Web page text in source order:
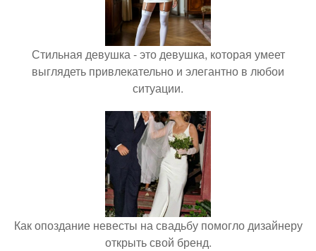
Стильная девушка - это девушка, которая умеет
выглядеть привлекательно и элегантно в любои
ситуации.
Как опоздание невесты на свадьбу помогло дизайнеру
открыть свой бренд.